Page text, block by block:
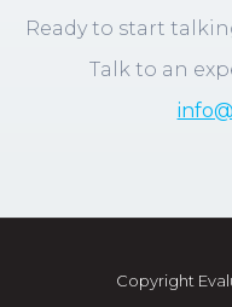
Ready to start
Talk to an
Copyright